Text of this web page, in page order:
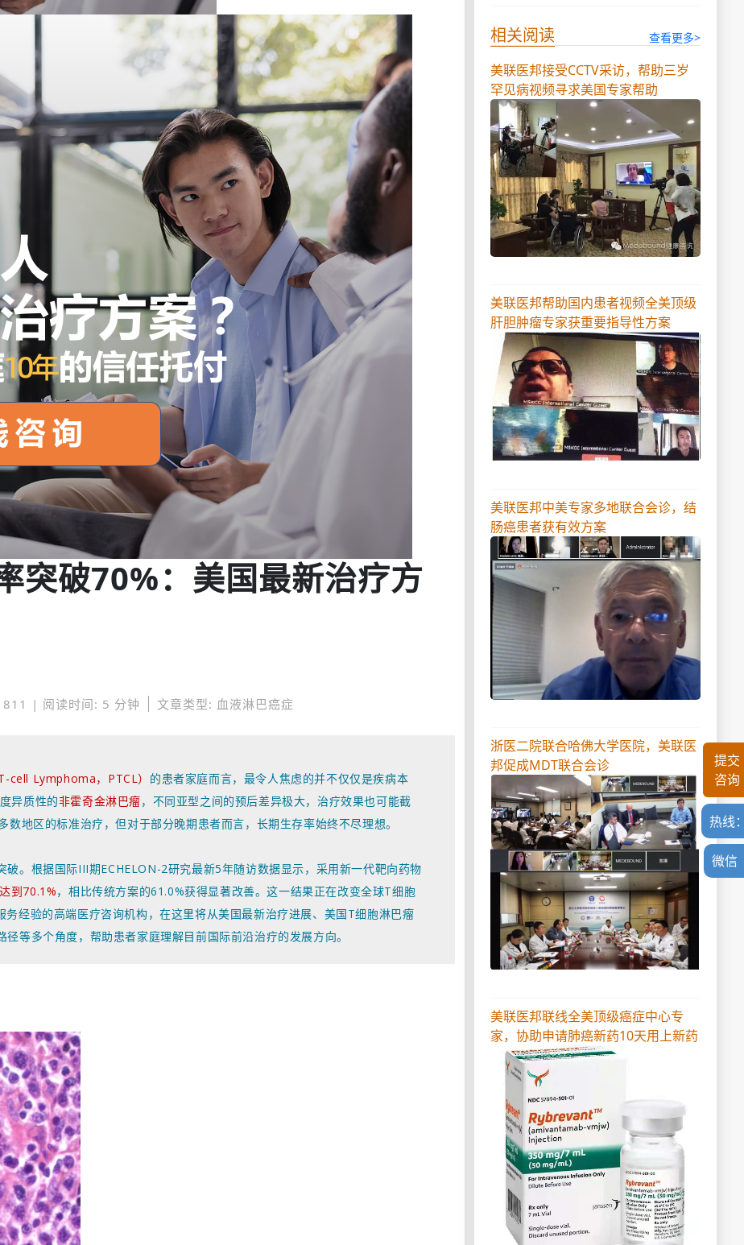
突破70%：美国最新治疗方
811 | 阅读时间: 5 分钟 文章类型: 血液淋巴癌症
cell Lymphoma，PTCL） 的患者家庭而言，最令人焦虑的并不仅仅是疾病本
异质性的非霍奇金淋巴瘤，不同亚型之间的预后差异极大，治疗效果也可能截
地区的标准治疗，但对于部分晚期患者而言，长期生存率始终不尽理想。
。根据国际III期ECHELON-2研究最新5年随访数据显示，采用新一代靶向药物
到70.1%，相比传统方案的61.0%获得显著改善。这一结果正在改变全球T细胞
务经验的高端医疗咨询机构，在这里将从美国最新治疗进展、美国T细胞淋巴瘤
等多个角度，帮助患者家庭理解目前国际前沿治疗的发展方向。
相关阅读 查看更多>
美联医邦接受CCTV采访，帮助三岁
罕见病视频寻求美国专家帮助
美联医邦帮助国内患者视频全美顶级
肝胆肿瘤专家获重要指导性方案
美联医邦中美专家多地联合会诊，结
肠癌患者获有效方案
浙医二院联合哈佛大学医院，美联医
邦促成MDT联合会诊
美联医邦联线全美顶级癌症中心专
家，协助申请肺癌新药10天用上新药
热线
微信
提交
咨询